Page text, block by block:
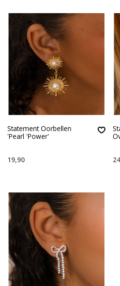
Statement Oorbellen
'Pearl 'Power'
19,90